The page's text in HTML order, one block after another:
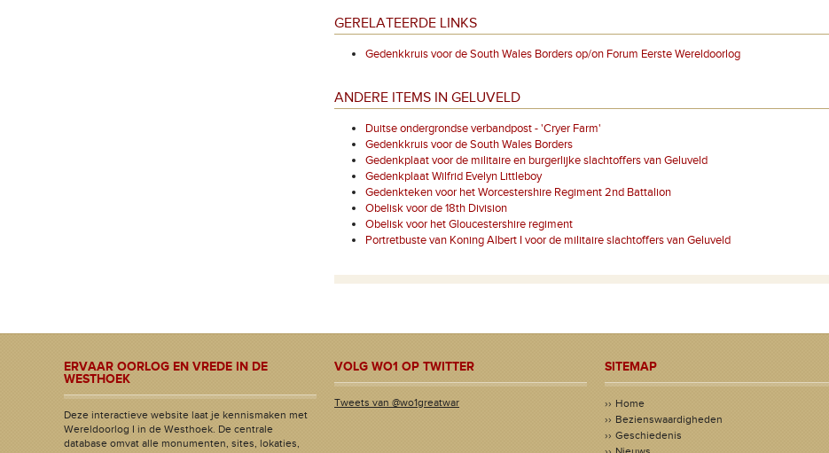
GERELATEERDE LINKS
Gedenkkruis voor de South Wales Borders op/on Forum Eerste Wereldoorlog
ANDERE ITEMS IN GELUVELD
Duitse ondergrondse verbandpost - 'Cryer Farm'
Gedenkkruis voor de South Wales Borders
Gedenkplaat voor de militaire en burgerlijke slachtoffers van Geluveld
Gedenkplaat Wilfrid Evelyn Littleboy
Gedenkteken voor het Worcestershire Regiment 2nd Battalion
Obelisk voor de 18th Division
Obelisk voor het Gloucestershire regiment
Portretbuste van Koning Albert I voor de militaire slachtoffers van Geluveld
ERVAAR OORLOG EN VREDE IN DE
WESTHOEK
Deze interactieve website laat je kennismaken met
Wereldoorlog I in de Westhoek. De centrale
database omvat alle monumenten, sites, lokaties,
VOLG WO1 OP TWITTER
Tweets van @wo1greatwar
SITEMAP
Home
Bezienswaardigheden
Geschiedenis